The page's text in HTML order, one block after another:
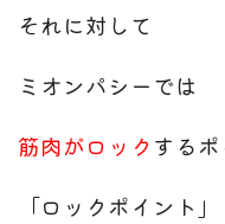
それに対して
ミオンパシーでは
筋肉がロック する
「ロックポイント」